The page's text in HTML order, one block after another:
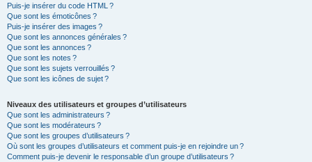
Puis-je insérer du code HTML ?
Que sont les émoticônes ?
Puis-je insérer des images ?
Que sont les annonces générales ?
Que sont les annonces ?
Que sont les notes ?
Que sont les sujets verrouillés ?
Que sont les icônes de sujet ?
Niveaux des utilisateurs et groupes d’utilisateurs
Que sont les administrateurs ?
Que sont les modérateurs ?
Que sont les groupes d’utilisateurs ?
Où sont les groupes d’utilisateurs et comment puis-je en rejoindre un ?
Comment puis-je devenir le responsable d’un groupe d’utilisateurs ?